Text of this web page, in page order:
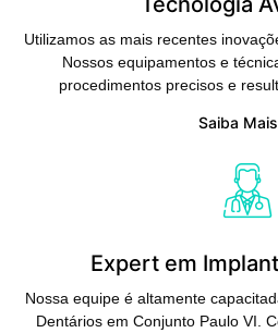
Utilizamos as mais recentes
Nossos equipamentos e
procedimentos precisos e
Saiba Mais
Expert em
Nossa equipe é altamente
Dentários em Conjunto Paulo VI.